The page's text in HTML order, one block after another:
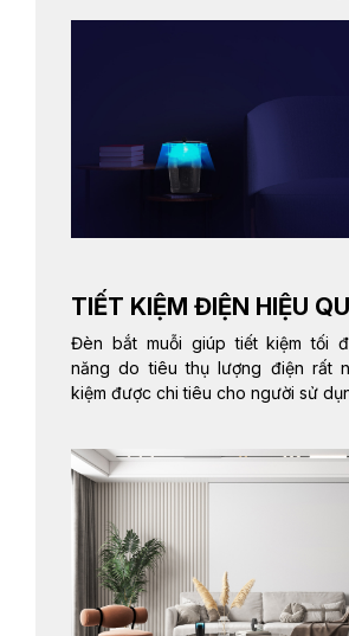
TIẾT KIỆM ĐIỆN HIỆU
Đèn bắt muỗi giúp tiết kiệm tối
năng do tiêu thụ lượng điện rất
kiệm được chi tiêu cho người sử